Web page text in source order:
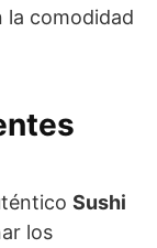
la comodidad
Sushi
los